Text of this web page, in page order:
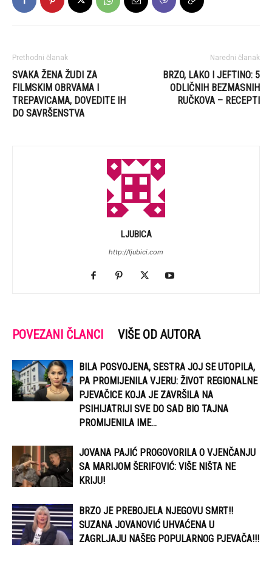
Prethodni članak
SVAKA ŽENA ŽUDI ZA
FILMSKIM OBRVAMA I
TREPAVICAMA, DOVEDITE IH
DO SAVRŠENSTVA
Naredni članak
BRZO, LAKO I JEFTINO: 5
ODLIČNIH BEZMASNIH
RUČKOVA – RECEPTI
LJUBICA
http://ljubici.com
POVEZANI ČLANCI VIŠE OD AUTORA
BILA POSVOJENA, SESTRA JOJ SE UTOPILA,
PA PROMIJENILA VJERU: ŽIVOT REGIONALNE
PJEVAČICE KOJA JE ZAVRŠILA NA
PSIHIJATRIJI SVE DO SAD BIO TAJNA
PROMIJENILA IME...
JOVANA PAJIĆ PROGOVORILA O VJENČANJU
SA MARIJOM ŠERIFOVIĆ: VIŠE NIŠTA NE
KRIJU!
BRZO JE PREBOJELA NJEGOVU SMRT!!
SUZANA JOVANOVIĆ UHVAĆENA U
ZAGRLJAJU NAŠEG POPULARNOG PJEVAČA!!!